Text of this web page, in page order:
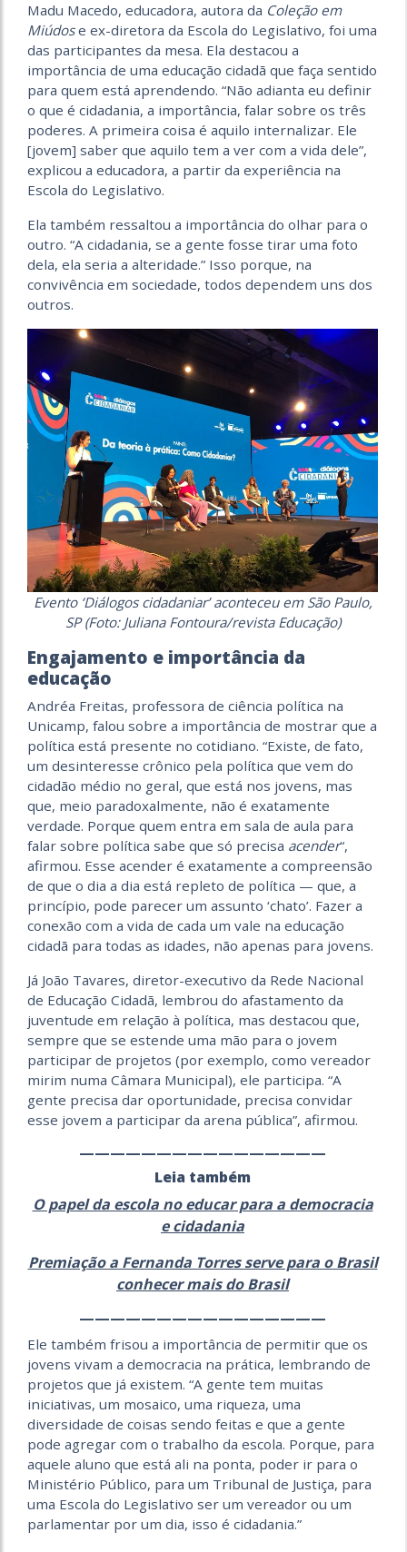
Madu Macedo, educadora, autora da Coleção em
Miúdose ex-diretora da Escola do Legislativo, foi uma
das participantes da mesa. Ela destacou a
importância de uma educação cidadã que faça sentido
para quem está aprendendo. “Não adianta eu definir
o que é cidadania, a importância, falar sobre os três
poderes. A primeira coisa é aquilo internalizar. Ele
[jovem] saber que aquilo tem a ver com a vida dele”,
explicou a educadora, a partir da experiência na
Escola do Legislativo.
Ela também ressaltou a importância do olhar para o
outro. “A cidadania, se a gente fosse tirar uma foto
dela, ela seria a alteridade.” Isso porque, na
convivência em sociedade, todos dependem uns dos
outros.
Evento ‘Diálogos cidadaniar’ aconteceu em São Paulo,
SP (Foto: Juliana Fontoura/revista Educação)
Engajamento e importância da
educação
Andréa Freitas, professora de ciência política na
Unicamp, falou sobre a importância de mostrar que a
política está presente no cotidiano. “Existe, de fato,
um desinteresse crônico pela política que vem do
cidadão médio no geral, que está nos jovens, mas
que, meio paradoxalmente, não é exatamente
verdade. Porque quem entra em sala de aula para
falar sobre política sabe que só precisa acender“,
afirmou. Esse acender é exatamente a compreensão
de que o dia a dia está repleto de política — que, a
princípio, pode parecer um assunto ‘chato’. Fazer a
conexão com a vida de cada um vale na educação
cidadã para todas as idades, não apenas para jovens.
Já João Tavares, diretor-executivo da Rede Nacional
de Educação Cidadã, lembrou do afastamento da
juventude em relação à política, mas destacou que,
sempre que se estende uma mão para o jovem
participar de projetos (por exemplo, como vereador
mirim numa Câmara Municipal), ele participa. “A
gente precisa dar oportunidade, precisa convidar
esse jovem a participar da arena pública”, afirmou.
————————————————
Leia também
O papel da escola no educar para a democracia
e cidadania
Premiação a Fernanda Torres serve para o Brasil
conhecer mais do Brasil
————————————————
Ele também frisou a importância de permitir que os
jovens vivam a democracia na prática, lembrando de
projetos que já existem. “A gente tem muitas
iniciativas, um mosaico, uma riqueza, uma
diversidade de coisas sendo feitas e que a gente
pode agregar com o trabalho da escola. Porque, para
aquele aluno que está ali na ponta, poder ir para o
Ministério Público, para um Tribunal de Justiça, para
uma Escola do Legislativo ser um vereador ou um
parlamentar por um dia, isso é cidadania.”